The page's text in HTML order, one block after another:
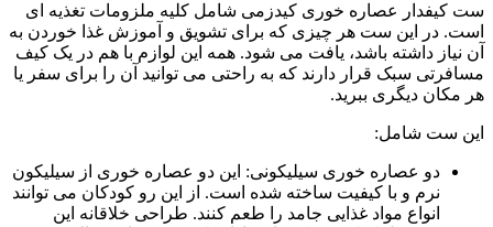
ست کیفدار عصاره خوری کیدزمی شامل کلیه ملزومات تغذیه ای
است. در این ست هر چیزی که برای تشویق و آموزش غذا خوردن به
آن نیاز داشته باشد، یافت می شود. همه این لوازم با هم در یک کیف
مسافرتی سبک قرار دارند که به راحتی می توانید آن را برای سفر یا
هر مکان دیگری ببرید.
این ست شامل:
دو عصاره خوری سیلیکونی: این دو عصاره خوری از سیلیکون
نرم و با کیفیت ساخته شده است. از این رو کودکان می توانند
انواع مواد غذایی جامد را طعم کنند. طراحی خلاقانه این